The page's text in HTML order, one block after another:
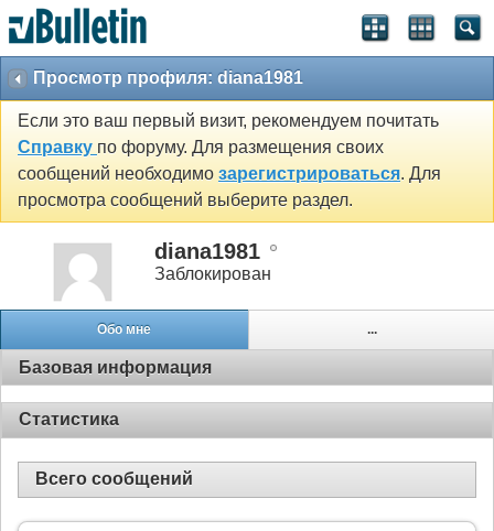
Просмотр профиля: diana1981
Если это ваш первый визит, рекомендуем почитать
Справку по форуму. Для размещения своих
сообщений необходимо зарегистрироваться. Для
просмотра сообщений выберите раздел.
diana1981
Заблокирован
Обо мне ...
Базовая информация
Статистика
Всего сообщений